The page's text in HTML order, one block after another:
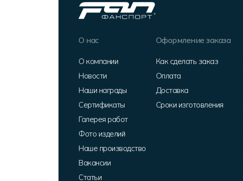
О нас
О компании
Новости
Наши награды
Сертификаты
Галерея работ
Фото изделий
Наше производство
Вакансии
Статьи
Оформление заказа
Как сделать заказ
Оплата
Доставка
Сроки изготовления